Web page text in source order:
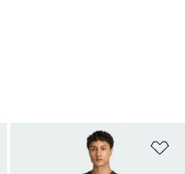
Zur Wunschliste hinzufügen